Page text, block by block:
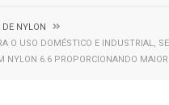
DE NYLON
O USO DOMÉSTICO E INDUSTRIAL,
NYLON 6.6 PROPORCIONANDO